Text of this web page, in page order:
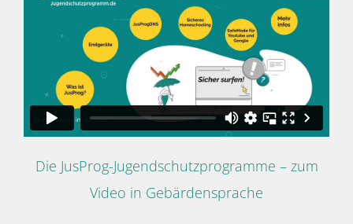
Die JusProg-Jugendschutzprogramme – zum
Video in Gebärdensprache